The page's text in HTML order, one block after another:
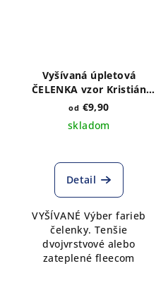
Vyšívaná úpletová
ČELENKA vzor Kristián
folk - výber farieb a druhu
od €9,90
skladom
Detail
VYŠÍVANÉ Výber farieb
čelenky. Tenšie
dvojvrstvové alebo
zateplené fleecom